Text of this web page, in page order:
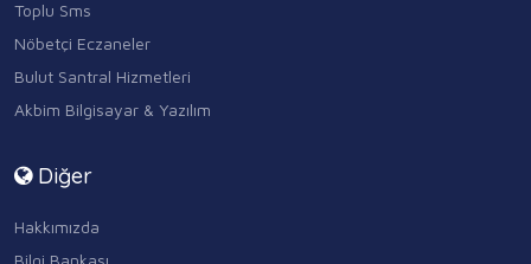
Toplu Sms
Nöbetçi Eczaneler
Bulut Santral Hizmetleri
Akbim Bilgisayar & Yazılım
Diğer
Hakkımızda
Bilgi Bankası